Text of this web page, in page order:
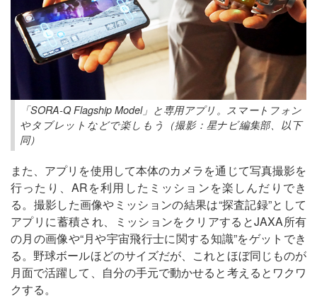
「SORA-Q Flagship Model」と専用アプリ。スマートフォン
やタブレットなどで楽しもう（撮影：星ナビ編集部、以下
同）
また、アプリを使用して本体のカメラを通じて写真撮影を
行ったり、ARを利用したミッションを楽しんだりでき
る。撮影した画像やミッションの結果は“探査記録”として
アプリに蓄積され、ミッションをクリアするとJAXA所有
の月の画像や“月や宇宙飛行士に関する知識”をゲットでき
る。野球ボールほどのサイズだが、これとほぼ同じものが
月面で活躍して、自分の手元で動かせると考えるとワクワ
クする。